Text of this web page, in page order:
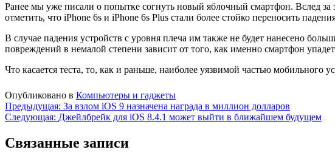
Ранее мы уже писали о попытке согнуть новый яблочный смартфон. Вслед за
отметить, что iPhone 6s и iPhone 6s Plus стали более стойко переносить
В случае падения устройств с уровня плеча им также не будет нанесено
повреждений в немалой степени зависит от того, как именно смартфон
Что касается теста, то, как и раньше, наиболее уязвимой частью мобильного
Опубликовано в Компьютеры и гаджеты
Навигация
по
записям
Предыдущая: За взлом iOS 9 назначена награда в миллион долларов
Следующая: Джейлбрейк для iOS 8.4.1 может выйти в ближайшем будущем
Связанные записи